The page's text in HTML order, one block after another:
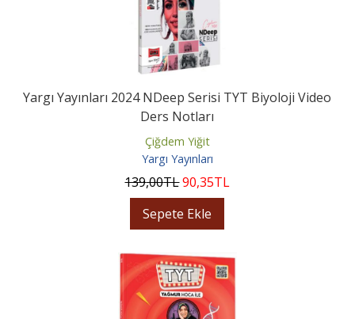
Yargı Yayınları 2024 NDeep Serisi TYT Biyoloji Video
Ders Notları
Çiğdem Yiğit
Yargı Yayınları
139,00TL90,35TL
Sepete Ekle